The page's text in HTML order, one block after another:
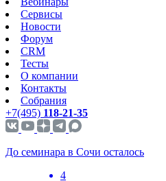
Сервисы
Новости
Форум
CRM
Тесты
О компании
Контакты
Собрания
+7(495) 118-21-35
До семинара в Сочи осталось
4